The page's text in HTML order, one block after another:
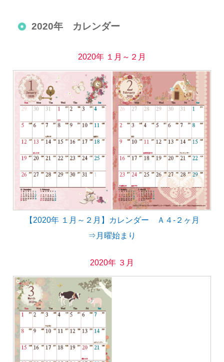
2020年 カレンダー
2020年 １月～２月
【2020年 １月～２月】カレンダー Ａ４-２ヶ月
⇒月曜始まり
2020年 ３月